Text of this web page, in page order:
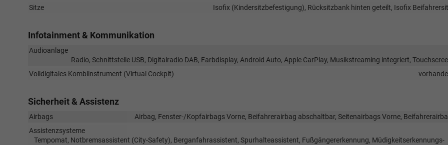
Sitze
Isofix (Kindersitzbefestigung), Rücksitzbank hinten geteilt, Isofix
Infotainment & Kommunikation
Audioanlage
Radio, Schnittstelle USB, Digitalradio DAB, Farbdisplay, Android Auto, Apple CarPlay, Musikstreaming integriert,
Volldigitales Kombiinstrument (Virtual Cockpit)
Sicherheit & Assistenz
Airbags
Airbag, Fenster-/Kopfairbags Vorne, Beifahrerairbag abschaltbar, Seitenairbags Vorne,
Assistenzsysteme
Tempomat, Notbremsassistent (City-Safety), Berganfahrassistent, Spurhalteassistent, Fußgängererkennung, Müdigkeitserkennungs-